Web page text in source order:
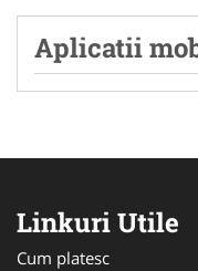
Aplicatii
Linkuri Utile
Cum platesc